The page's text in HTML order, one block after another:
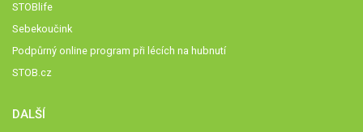
STOBlife
Sebekoučink
Podpůrný online program při lécích na hubnutí
STOB.cz
DALŠÍ